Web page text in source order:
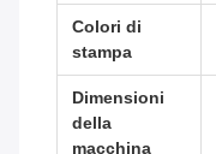
Colori di
stampa
Dimensioni
della
macchina